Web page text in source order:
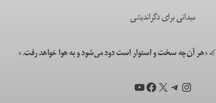
میدانی برای دگراندیشی
که«هر آن‌چه سخت و استوار است دود می‌شود و به هوا خواهد رفت.»
اینستاگرم
تلگرام
X فیس‌بوک
یوتیوب